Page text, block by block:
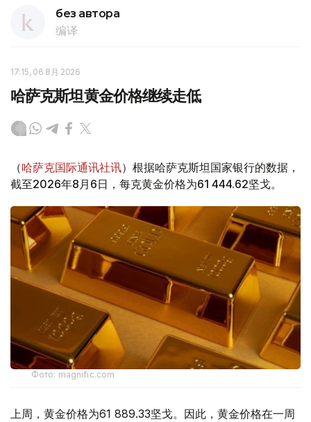
без автора
编译
17:15, 06 8月 2026
哈萨克斯坦黄金价格继续走低
（哈萨克国际通讯社讯）根据哈萨克斯坦国家银行的数据，
截至2026年8月6日，每克黄金价格为61 444.62坚戈。
Фото: magnific.com
上周，黄金价格为61 889.33坚戈。因此，黄金价格在一周